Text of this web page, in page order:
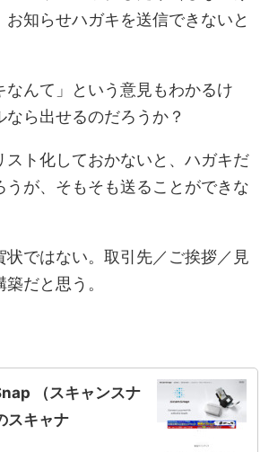
お知らせハガキを送信できないと
なんて」という意見もわかるけ
なら出せるのだろうか？
スト化しておかないと、ハガキだ
うが、そもそも送ることができな
状ではない。取引先／ご挨拶／見
だと思う。
（スキャンスナ
スキャナ